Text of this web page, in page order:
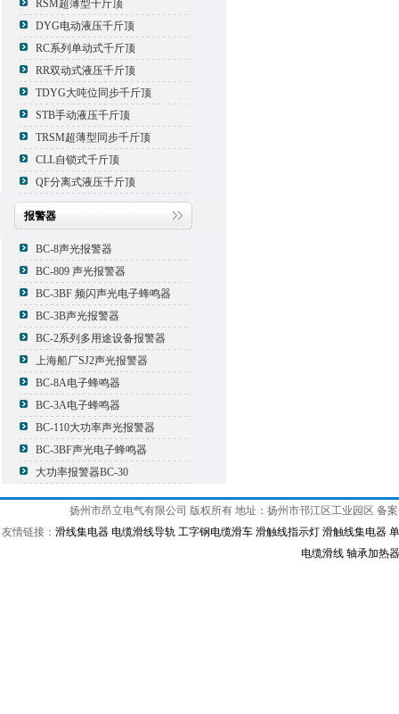
RSM超薄型千斤顶
DYG电动液压千斤顶
RC系列单动式千斤顶
RR双动式液压千斤顶
TDYG大吨位同步千斤顶
STB手动液压千斤顶
TRSM超薄型同步千斤顶
CLL自锁式千斤顶
QF分离式液压千斤顶
报警器
BC-8声光报警器
BC-809 声光报警器
BC-3BF 频闪声光电子蜂鸣器
BC-3B声光报警器
BC-2系列多用途设备报警器
上海船厂SJ2声光报警器
BC-8A电子蜂鸣器
BC-3A电子蜂鸣器
BC-110大功率声光报警器
BC-3BF声光电子蜂鸣器
大功率报警器BC-30
扬州市昂立电气有限公司 版权所有 地址：扬州市邗江区工业园区 备
友情链接： 滑线集电器 电缆滑线导轨 工字钢电缆滑车 滑触线指示灯 滑触线集电器
电缆滑线 轴承加热器